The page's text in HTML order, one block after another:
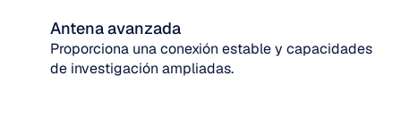
Antena avanzada
Proporciona una conexión estable y capacidades
de investigación ampliadas.